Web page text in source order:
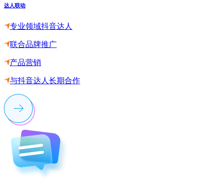
达人联动
专业领域抖音达人
联合品牌推广
产品营销
与抖音达人长期合作